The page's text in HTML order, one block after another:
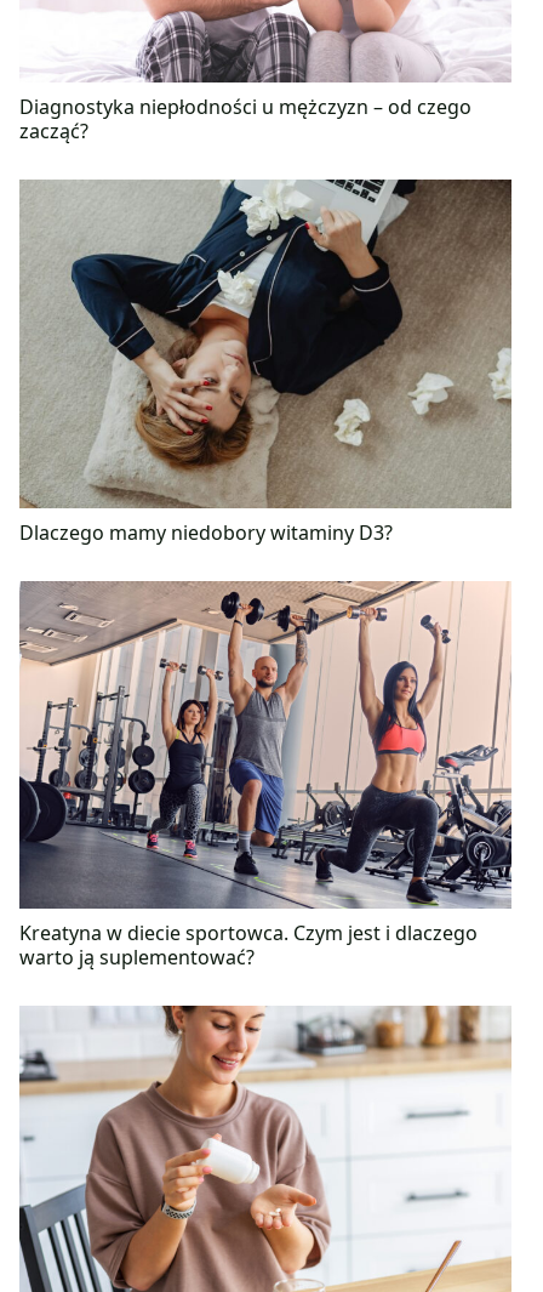
Diagnostyka niepłodności u mężczyzn – od czego
zacząć?
Dlaczego mamy niedobory witaminy D3?
Kreatyna w diecie sportowca. Czym jest i dlaczego
warto ją suplementować?